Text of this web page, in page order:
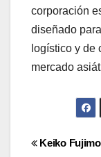
corporación
diseñado
logístico y de
mercado
Keiko